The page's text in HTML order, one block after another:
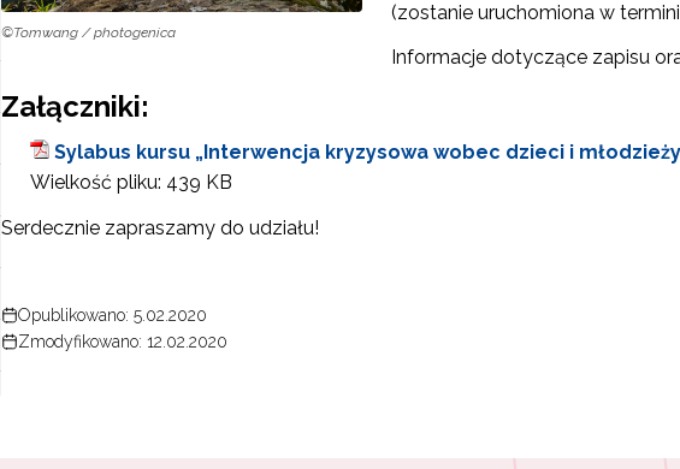
©Tomwang / photogenica
(zostanie uruchomiona w
Informacje dotyczące zapisu
Załączniki:
Sylabus kursu „Interwencja kryzysowa wobec dzieci i młodzieży
Wielkość pliku: 439 KB
Serdecznie zapraszamy do udziału!
Opublikowano: 5.02.2020
Zmodyfikowano: 12.02.2020